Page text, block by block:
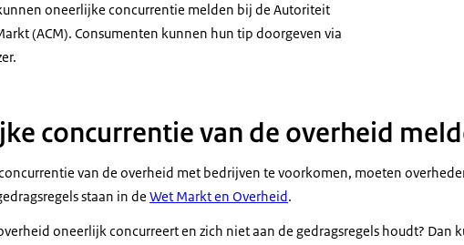
oneerlijke concurrentie melden bij de Autoriteit
(ACM). Consumenten kunnen hun tip doorgeven via
concurrentie van de overheid
van de overheid met bedrijven te voorkomen, moeten
staan in de Wet Markt en Overheid.
oneerlijk concurreert en zich niet aan de gedragsregels houdt? Dan